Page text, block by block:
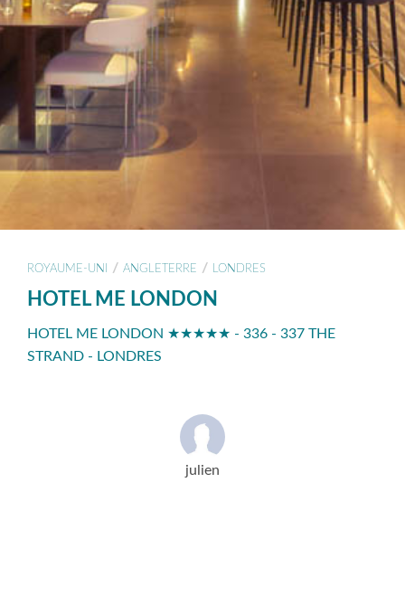
ROYAUME-UNI / ANGLETERRE / LONDRES
HOTEL ME LONDON
HOTEL ME LONDON ★★★★★ - 336 - 337 THE
STRAND - LONDRES
julien